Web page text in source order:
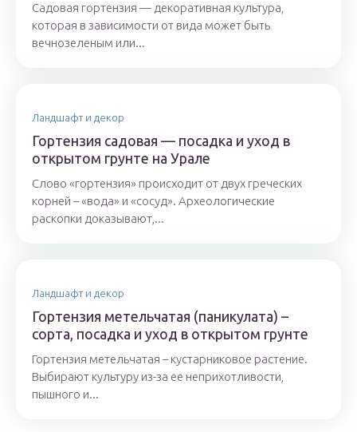
Садовая гортензия — декоративная культура,
которая в зависимости от вида может быть
вечнозеленым или...
Ландшафт и декор
Гортензия садовая — посадка и уход в
открытом грунте на Урале
Слово «гортензия» происходит от двух греческих
корней – «вода» и «сосуд». Археологические
раскопки доказывают,...
Ландшафт и декор
Гортензия метельчатая (паникулата) –
сорта, посадка и уход в открытом грунте
Гортензия метельчатая – кустарниковое растение.
Выбирают культуру из-за ее неприхотливости,
пышного и...